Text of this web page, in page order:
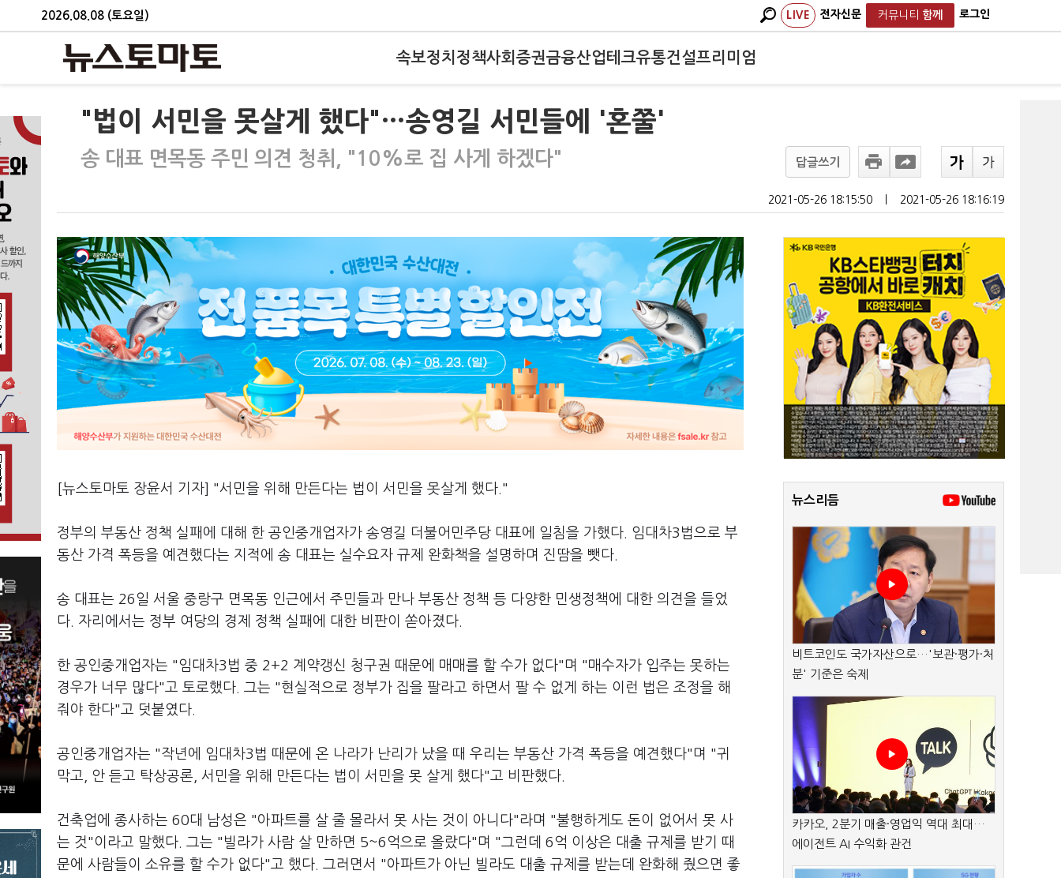
2026.08.08 (토요일) LIVE 전자신문 커뮤니티 함께 로그인
속보정치 정책사회 증권금융산업테크유통건설프리미엄
"법이 서민을 못살게 했다"…송영길 서민들에 '혼쭐'
송 대표 면목동 주민 의견 청취, "10%로 집 사게 하겠다" 답글쓰기
2021-05-26 18:15:50 2021-05-26 18:16:19
[뉴스토마토 장윤서 기자] "서민을 위해 만든다는 법이 서민을 못살게 했다."
정부의 부동산 정책 실패에 대해 한 공인중개업자가 송영길 더불어민주당 대표에 일침을 가했다. 임대차3법으로 부
동산 가격 폭등을 예견했다는 지적에 송 대표는 실수요자 규제 완화책을 설명하며 진땀을 뺏다.
송 대표는 26일 서울 중랑구 면목동 인근에서 주민들과 만나 부동산 정책 등 다양한 민생정책에 대한 의견을 들었
다. 자리에서는 정부 여당의 경제 정책 실패에 대한 비판이 쏟아졌다.
한 공인중개업자는 "임대차3법 중 2+2 계약갱신 청구권 때문에 매매를 할 수가 없다"며 "매수자가 입주는 못하는
경우가 너무 많다"고 토로했다. 그는 "현실적으로 정부가 집을 팔라고 하면서 팔 수 없게 하는 이런 법은 조정을 해
줘야 한다"고 덧붙였다.
공인중개업자는 "작년에 임대차3법 때문에 온 나라가 난리가 났을 때 우리는 부동산 가격 폭등을 예견했다"며 "귀
막고, 안 듣고 탁상공론, 서민을 위해 만든다는 법이 서민을 못 살게 했다"고 비판했다.
건축업에 종사하는 60대 남성은 "아파트를 살 줄 몰라서 못 사는 것이 아니다"라며 "불행하게도 돈이 없어서 못 사
는 것"이라고 말했다. 그는 "빌라가 사람 살 만하면 5~6억으로 올랐다"며 "그런데 6억 이상은 대출 규제를 받기 때
문에 사람들이 소유를 할 수가 없다"고 했다. 그러면서 "아파트가 아닌 빌라도 대출 규제를 받는데 완화해 줬으면 좋
뉴스리듬
비트코인도 국가자산으로…'보관·평가·처
분' 기준은 숙제
카카오, 2분기 매출·영업익 역대 최대…
에이전트 AI 수익화 관건